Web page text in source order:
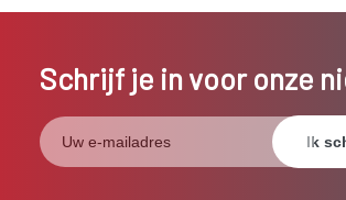
Schrijf je in voor onze